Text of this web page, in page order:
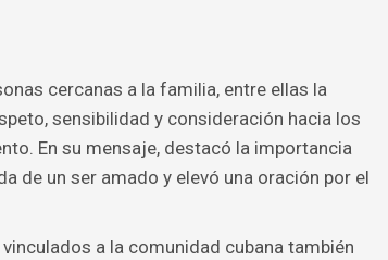
cercanas a la familia, entre ellas la
sensibilidad y consideración hacia los
En su mensaje, destacó la importancia
de un ser amado y elevó una oración por el
a la comunidad cubana también